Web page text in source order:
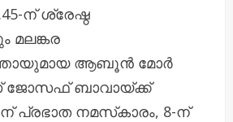
ന് ശ്രേഷ്ഠ
മലങ്കര
ആബൂൻ മോർ
ജോസഫ് ബാവായ്ക്ക്
പ്രഭാത നമസ്‌കാരം, 8-ന്